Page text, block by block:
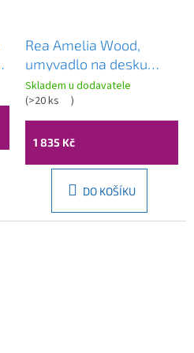
Rea Amelia Wood,
umyvadlo na desku
480x345x135 mm,
imitace dřeva-hnědá
matná, REA-U5060
Skladem u dodavatele
(>20 ks )
1 835 Kč
DO KOŠÍKU